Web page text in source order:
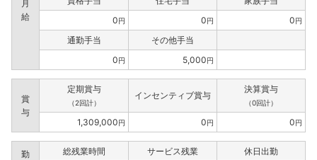
月
給
0円 0円 0円
通勤手当
その他手当
0円 5,000円
賞
与
定期賞与
（2回計）
インセンティブ賞与
決算賞与
（0回計）
1,309,000円 0円 0円
勤
総残業時間 サービス残業 休日出勤